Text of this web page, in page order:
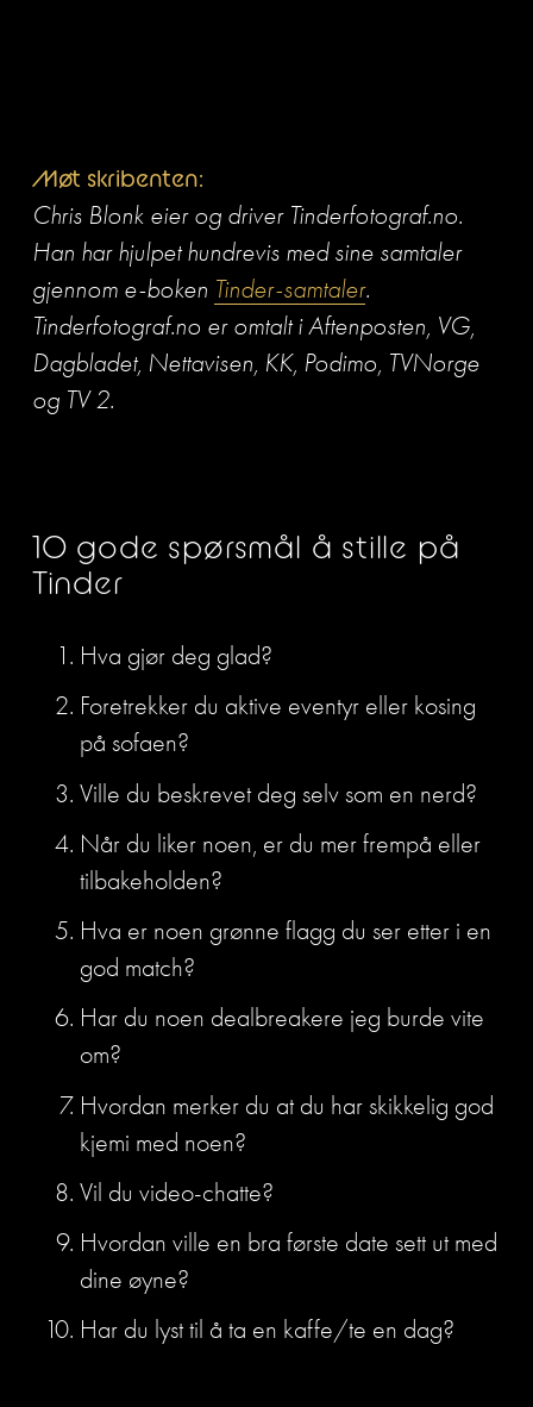
Møt skribenten:
Chris Blonk eier og driver Tinderfotograf.no.
Han har hjulpet hundrevis med sine samtaler
gjennom e-boken Tinder-samtaler.
Tinderfotograf.no er omtalt i Aftenposten, VG,
Dagbladet, Nettavisen, KK, Podimo, TVNorge
og TV 2.
10 gode spørsmål å stille på
Tinder
Hva gjør deg glad?
Foretrekker du aktive eventyr eller kosing
på sofaen?
Ville du beskrevet deg selv som en nerd?
Når du liker noen, er du mer frempå eller
tilbakeholden?
Hva er noen grønne flagg du ser etter i en
god match?
Har du noen dealbreakere jeg burde vite
om?
Hvordan merker du at du har skikkelig god
kjemi med noen?
Vil du video-chatte?
Hvordan ville en bra første date sett ut med
dine øyne?
Har du lyst til å ta en kaffe/te en dag?